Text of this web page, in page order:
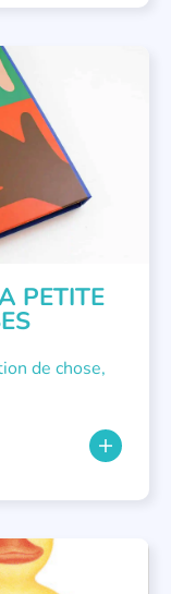
PETITE
de chose,